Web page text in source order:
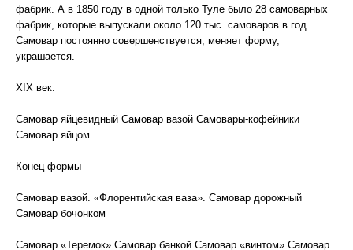
фабрик. А в 1850 году в одной только Туле было 28 самоварных
фабрик, которые выпускали около 120 тыс. самоваров в год.
Самовар постоянно совершенствуется, меняет форму,
украшается.
XIX век.
Самовар яйцевидный Самовар вазой Самовары-кофейники
Самовар яйцом
Конец формы
Самовар вазой. «Флорентийская ваза». Самовар дорожный
Самовар бочонком
Самовар «Теремок» Самовар банкой Самовар «винтом» Самовар